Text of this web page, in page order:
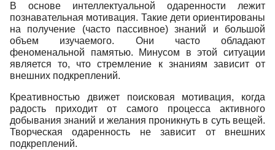
В основе интеллектуальной одаренности лежит
познавательная мотивация. Такие дети ориентированы
на получение (часто пассивное) знаний и большой
объем изучаемого. Они часто обладают
феноменальной памятью. Минусом в этой ситуации
является то, что стремление к знаниям зависит от
внешних подкреплений.
Креативностью движет поисковая мотивация, когда
радость приходит от самого процесса активного
добывания знаний и желания проникнуть в суть вещей.
Творческая одаренность не зависит от внешних
подкреплений.